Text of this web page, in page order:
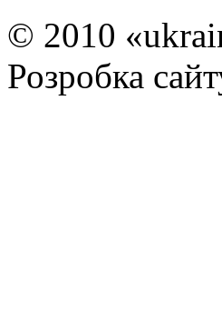
© 2010
Розробка